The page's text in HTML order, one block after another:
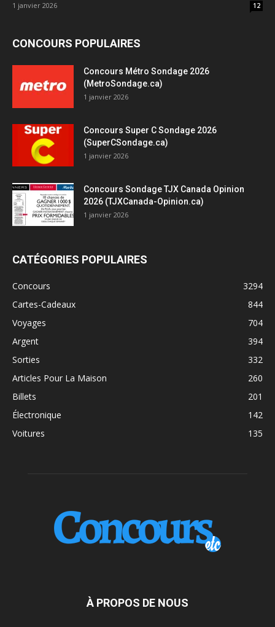
1 janvier 2026 12
CONCOURS POPULAIRES
Concours Métro Sondage 2026
(MetroSondage.ca)
1 janvier 2026
Concours Super C Sondage 2026
(SuperCSondage.ca)
1 janvier 2026
Concours Sondage TJX Canada Opinion
2026 (TJXCanada-Opinion.ca)
1 janvier 2026
CATÉGORIES POPULAIRES
Concours
3294
Cartes-Cadeaux
844
Voyages
704
Argent
394
Sorties
332
Articles Pour La Maison
260
Billets
201
Électronique
142
Voitures
135
À PROPOS DE NOUS